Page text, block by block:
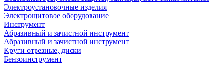
Электроустановочные изделия
Электрощитовое оборудование
Инструмент
Абразивный и зачистной инструмент
Абразивный и зачистной инструмент
Круги отрезные, диски
Бензоинструмент